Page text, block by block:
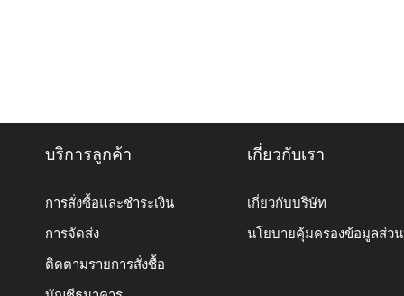
บริการลูกค้า
การสั่งซื้อและชำระเงิน
การจัดส่ง
ติดตามรายการสั่งซื้อ
เกี่ยวกับเรา
เกี่ยวกับบริษัท
นโยบายคุ้มครองข้อมูลส่ว